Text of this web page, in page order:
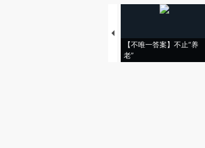
【不唯一答案】不止“养
老”